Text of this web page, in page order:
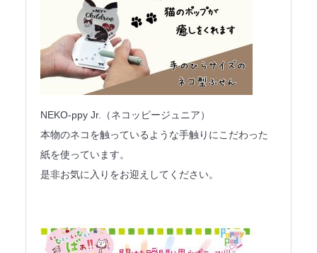
NEKO-ppy Jr.（ネコッピージュニア）
本物のネコを触っているような手触りにこだわった
紙を使っています。
是非お気に入りをお迎えしてください。